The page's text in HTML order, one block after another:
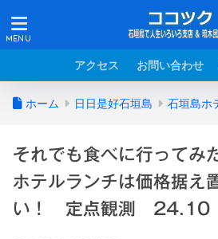
アクセス お問い合わせ
ホーム 日日是好石垣島 石垣島ホ
それでも食べに行ってみ
ホテルランチは価格据え
い！ 定点観測 24.10